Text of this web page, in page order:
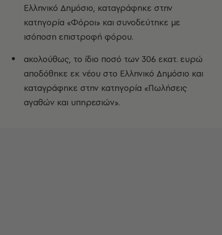
Ελληνικό Δημόσιο, καταγράφηκε στην
κατηγορία «Φόροι» και συνοδεύτηκε με
ισόποση επιστροφή φόρου.
ακολούθως, το ίδιο ποσό των 306 εκατ. ευρώ
αποδόθηκε εκ νέου στο Ελληνικό Δημόσιο και
καταγράφηκε στην κατηγορία «Πωλήσεις
αγαθών και υπηρεσιών».